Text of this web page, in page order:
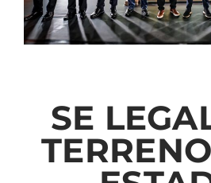
SE